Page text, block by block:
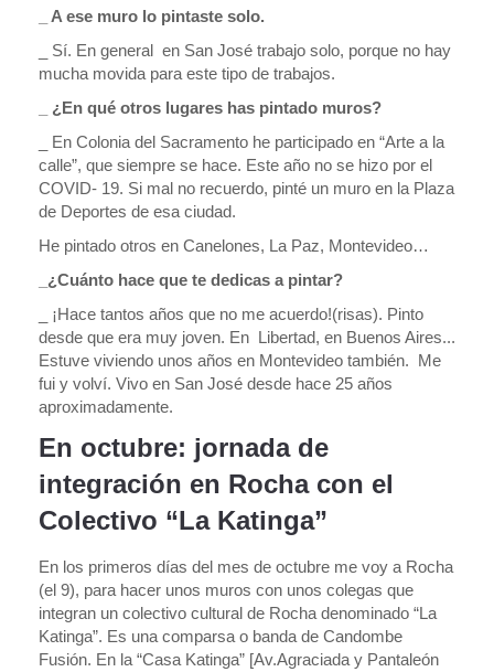
_ A ese muro lo pintaste solo.
_ Sí. En general en San José trabajo solo, porque no hay
mucha movida para este tipo de trabajos.
_ ¿En qué otros lugares has pintado muros?
_ En Colonia del Sacramento he participado en “Arte a la
calle”, que siempre se hace. Este año no se hizo por el
COVID- 19. Si mal no recuerdo, pinté un muro en la Plaza
de Deportes de esa ciudad.
He pintado otros en Canelones, La Paz, Montevideo…
_¿Cuánto hace que te dedicas a pintar?
_ ¡Hace tantos años que no me acuerdo!(risas). Pinto
desde que era muy joven. En Libertad, en Buenos Aires...
Estuve viviendo unos años en Montevideo también. Me
fui y volví. Vivo en San José desde hace 25 años
aproximadamente.
En octubre: jornada de
integración en Rocha con el
Colectivo “La Katinga”
En los primeros días del mes de octubre me voy a Rocha
(el 9), para hacer unos muros con unos colegas que
integran un colectivo cultural de Rocha denominado “La
Katinga”. Es una comparsa o banda de Candombe
Fusión. En la “Casa Katinga” [Av.Agraciada y Pantaleón